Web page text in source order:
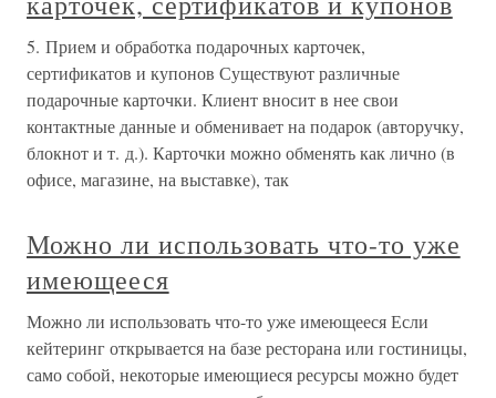
5. Прием и обработка подарочных карточек,
сертификатов и купонов Существуют различные
подарочные карточки. Клиент вносит в нее свои
контактные данные и обменивает на подарок (авторучку,
блокнот и т. д.). Карточки можно обменять как лично (в
офисе, магазине, на выставке), так
Можно ли использовать что-то уже
имеющееся
Можно ли использовать что-то уже имеющееся Если
кейтеринг открывается на базе ресторана или гостиницы,
само собой, некоторые имеющиеся ресурсы можно будет